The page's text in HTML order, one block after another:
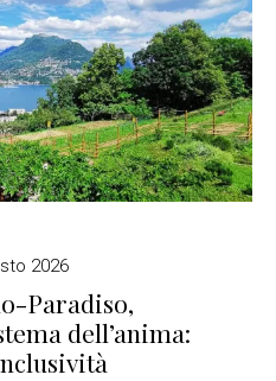
2026
Paradiso,
dell’anima: